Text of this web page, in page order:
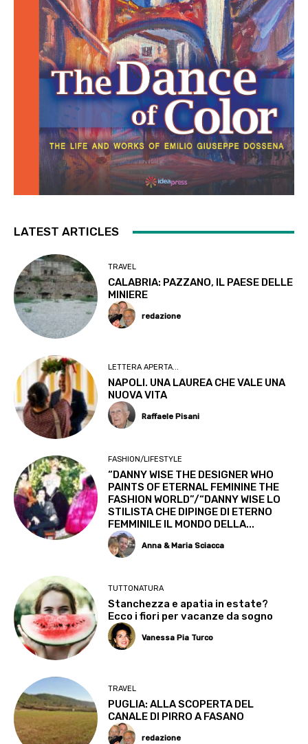
LATEST ARTICLES
TRAVEL
CALABRIA: PAZZANO, IL PAESE DELLE
MINIERE
redazione
LETTERA APERTA...
NAPOLI. UNA LAUREA CHE VALE UNA
NUOVA VITA
Raffaele Pisani
FASHION/LIFESTYLE
“DANNY WISE THE DESIGNER WHO
PAINTS OF ETERNAL FEMININE THE
FASHION WORLD”/“DANNY WISE LO
STILISTA CHE DIPINGE DI ETERNO
FEMMINILE IL MONDO DELLA...
Anna & Maria Sciacca
TUTTONATURA
Stanchezza e apatia in estate?
Ecco i fiori per vacanze da sogno
Vanessa Pia Turco
TRAVEL
PUGLIA: ALLA SCOPERTA DEL
CANALE DI PIRRO A FASANO
redazione